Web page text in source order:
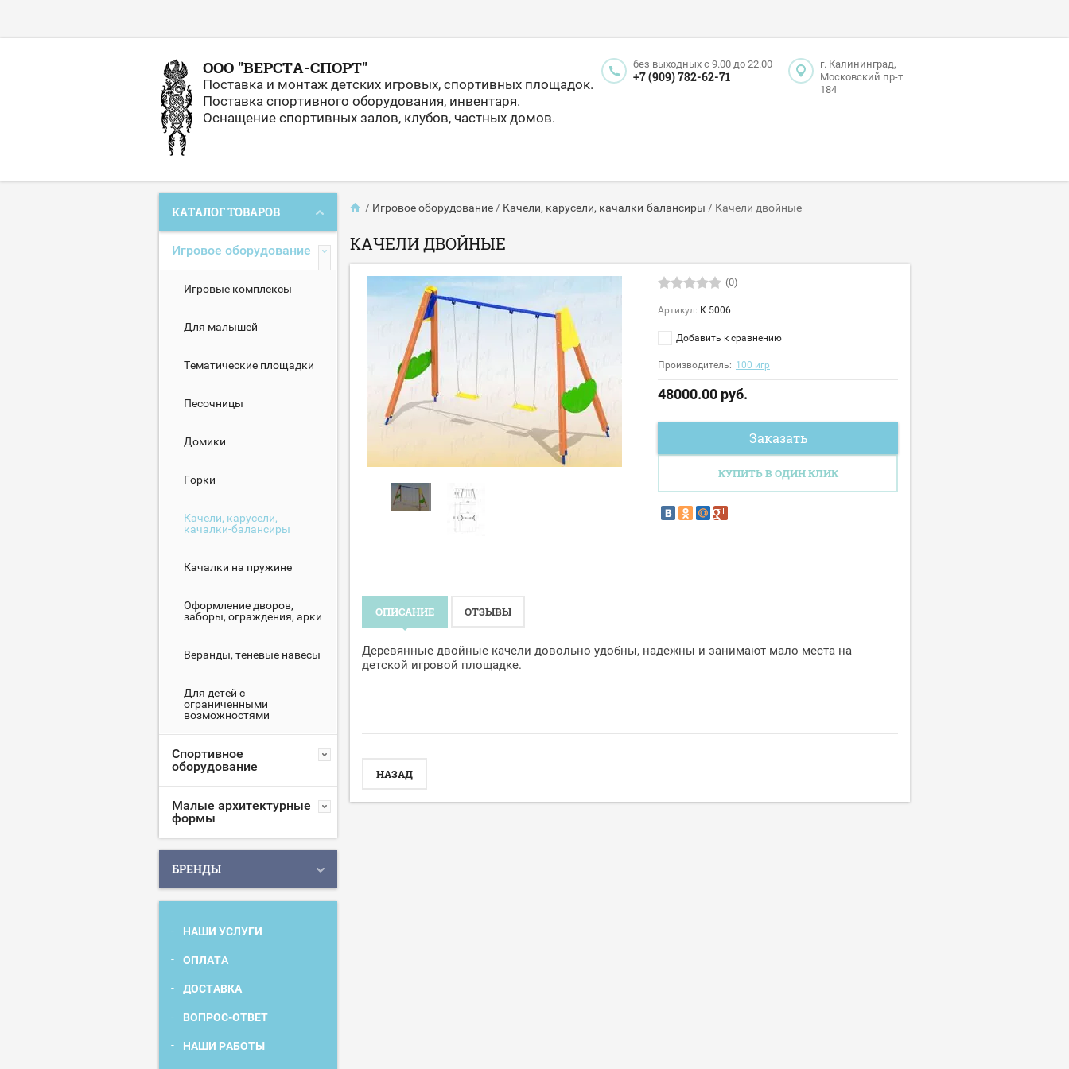
ООО "ВЕРСТА-СПОРТ"
Поставка и монтаж детских игровых, спортивных площадок.
Поставка спортивного оборудования, инвентаря.
Оснащение спортивных залов, клубов, частных домов.
без выходных c 9.00 до 22.00
+7 (909) 782-62-71
г. Калининград,
Московский пр-т
184
КАТАЛОГ ТОВАРОВ
Игровое оборудование
Игровые комплексы
Для малышей
Тематические площадки
Песочницы
Домики
Горки
Качели, карусели,
качалки-балансиры
Качалки на пружине
Оформление дворов,
заборы, ограждения, арки
Веранды, теневые навесы
Для детей с
ограниченными
возможностями
Спортивное
оборудование
Малые архитектурные
формы
БРЕНДЫ
НАШИ УСЛУГИ
ОПЛАТА
ДОСТАВКА
ВОПРОС-ОТВЕТ
НАШИ РАБОТЫ
/ Игровое оборудование / Качели, карусели, качалки-балансиры / Качели двойные
КАЧЕЛИ ДВОЙНЫЕ
(0)
Артикул: К 5006
Добавить к сравнению
Производитель: 100 игр
48000.00 руб.
Заказать
КУПИТЬ В ОДИН КЛИК
ОПИСАНИЕ ОТЗЫВЫ
Деревянные двойные качели довольно удобны, надежны и занимают мало места на
детской игровой площадке.
НАЗАД